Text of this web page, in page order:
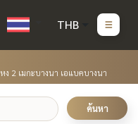
THB
2 เมกะบางนา เอแบคบางนา
ค้นหา